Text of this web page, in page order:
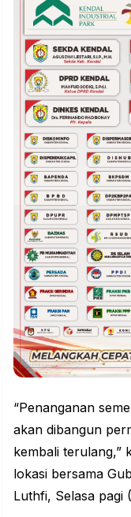
“Penanganan
akan dibangun
kembali terulang,”
lokasi bersama
Luthfi, Selasa pagi